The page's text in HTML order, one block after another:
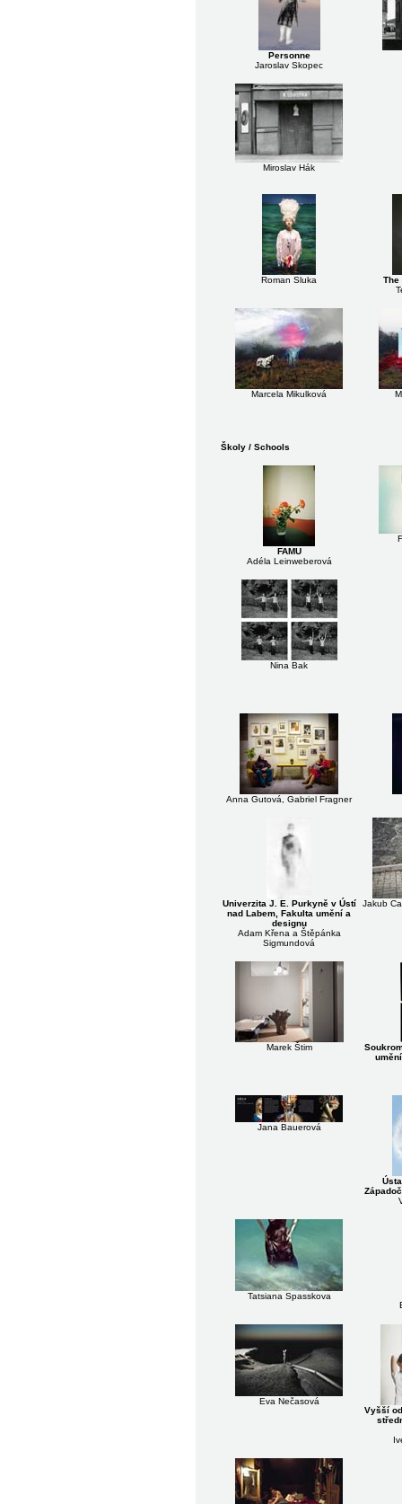
Personne
Jaroslav Skopec
Miroslav Hák
Roman Sluka
The
Marcela Mikulková
Školy / Schools
FAMU
Adéla Leinweberová
Nina Bak
Anna Gutová, Gabriel Fragner
Univerzita J. E. Purkyně v Ústí
nad Labem, Fakulta umění a
designu
Adam Křena a Štěpánka
Sigmundová
Jakub
Marek Štim
Jana Bauerová
Tatsiana Spasskova
Eva Nečasová
Vyšší